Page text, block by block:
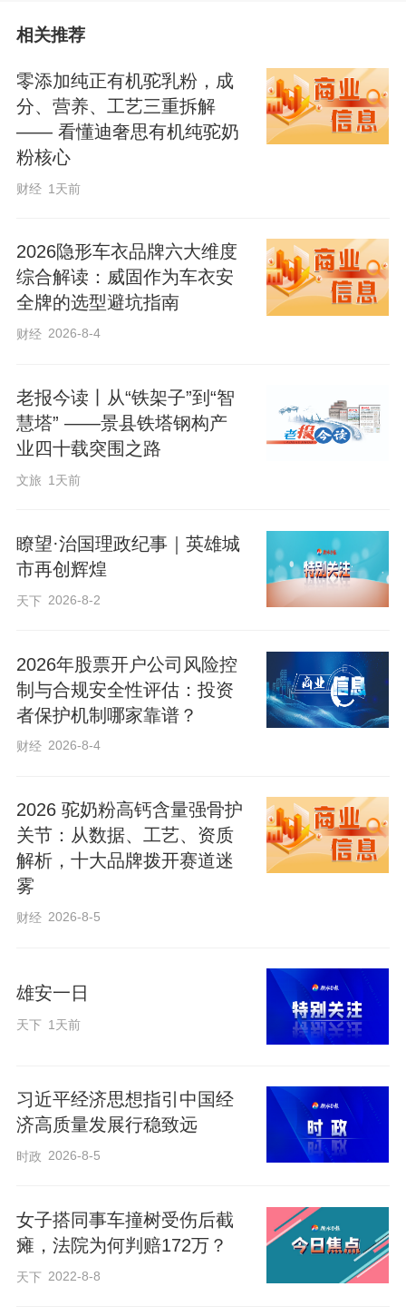
相关推荐
零添加纯正有机驼乳粉，成
分、营养、工艺三重拆解
—— 看懂迪奢思有机纯驼奶
粉核心
财经 1天前
2026隐形车衣品牌六大维度
综合解读：威固作为车衣安
全牌的选型避坑指南
财经 2026-8-4
老报今读丨从“铁架子”到“智
慧塔” ——景县铁塔钢构产
业四十载突围之路
文旅 1天前
瞭望·治国理政纪事｜英雄城
市再创辉煌
天下 2026-8-2
2026年股票开户公司风险控
制与合规安全性评估：投资
者保护机制哪家靠谱？
财经 2026-8-4
2026 驼奶粉高钙含量强骨护
关节：从数据、工艺、资质
解析，十大品牌拨开赛道迷
雾
财经 2026-8-5
雄安一日
天下 1天前
习近平经济思想指引中国经
济高质量发展行稳致远
时政 2026-8-5
女子搭同事车撞树受伤后截
瘫，法院为何判赔172万？
天下 2022-8-8